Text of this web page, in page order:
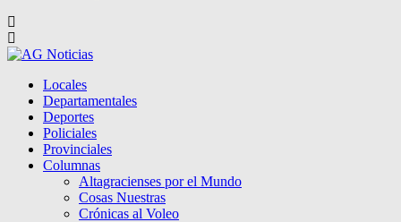
Locales
Departamentales
Deportes
Policiales
Provinciales
Columnas
Altagracienses por el Mundo
Cosas Nuestras
Crónicas al Voleo